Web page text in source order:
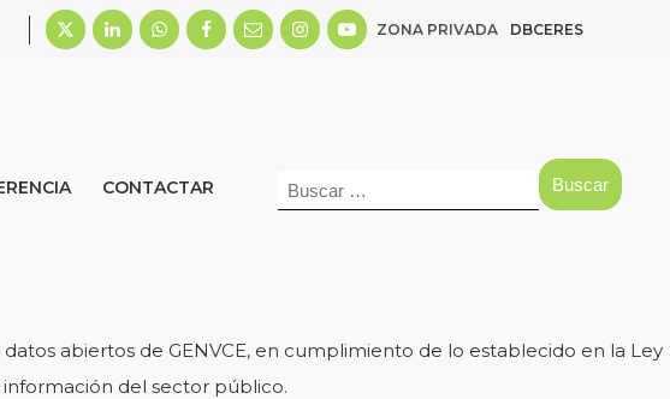
ZONA PRIVADA DBCERES
CONTACTAR
abiertos de GENVCE, en cumplimiento de lo establecido en la Ley
información del sector público.